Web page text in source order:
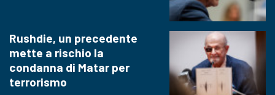
Rushdie, un precedente
mette a rischio la
condanna di Matar per
terrorismo